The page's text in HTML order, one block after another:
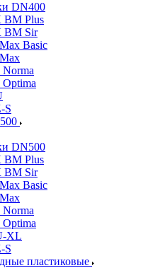
DN400
ВМ Plus
ВМ Sir
Basic
S
DN500
ВМ Plus
ВМ Sir
Basic
XL
S
пластиковые